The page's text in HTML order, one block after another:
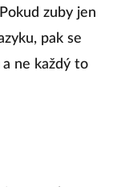
zuby jen
pak se
ne každý to